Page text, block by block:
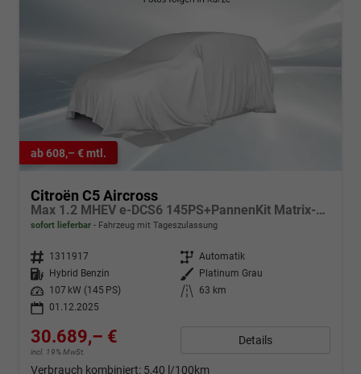
ab 608,– € mtl.
Citroën C5 Aircross
Max 1.2 MHEV e-DCS6 145PS+PannenKit Matrix-LED ab 239€ mtl. **sofort verfügbar**
sofort lieferbar Fahrzeug mit Tageszulassung
Fahrzeugnr. 1311917 Getriebe Automatik
Kraftstoff
Hybrid Benzin Außenfarbe
Platinum Grau
Leistung
107 kW (145 PS) Kilometerstand
63 km
01.12.2025
30.689,– €
incl. 19% MwSt.
Details
Verbrauch kombiniert: 5,40 l/100km